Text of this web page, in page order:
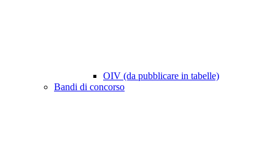
OIV (da pubblicare in tabelle)
Bandi di concorso